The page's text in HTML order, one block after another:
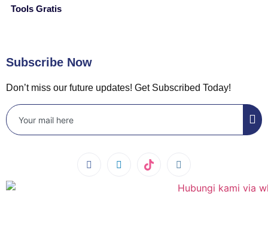
Tools Gratis
Subscribe Now
Don’t miss our future updates! Get Subscribed Today!